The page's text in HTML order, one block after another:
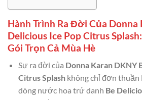
Hành Trình Ra Đời Của Donna
Delicious Ice Pop Citrus
Gói Trọn Cả Mùa Hè
Sự ra đời của Donna Karan DKNY
Citrus Splashkhông chỉ đơn thuần
dòng nước hoa trứ danh Be